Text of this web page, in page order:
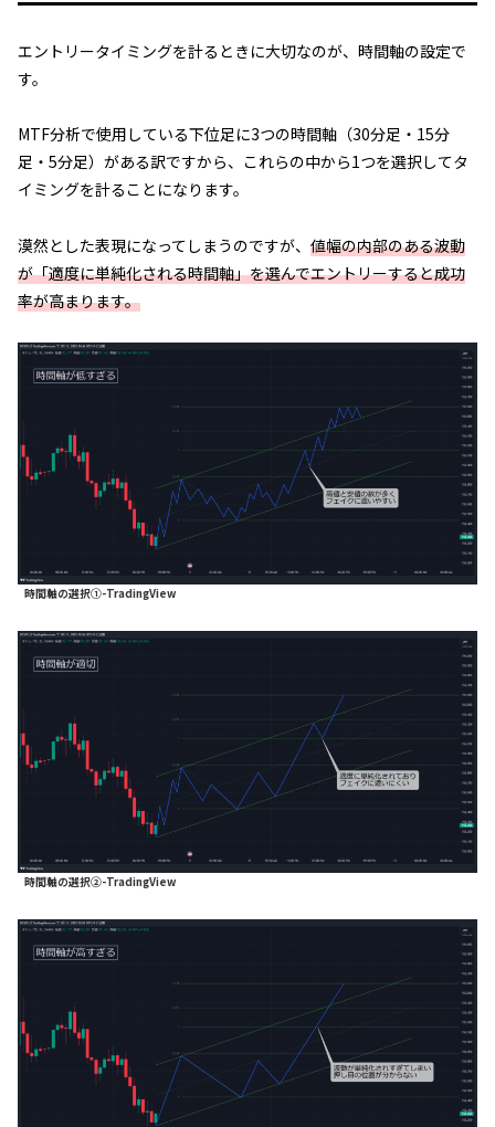
エントリータイミングを計るときに大切なのが、時間軸の設定で
す。
MTF分析で使用している下位足に3つの時間軸（30分足・15分
足・5分足）がある訳ですから、これらの中から1つを選択してタ
イミングを計ることになります。
漠然とした表現になってしまうのですが、 値幅の内部のある波動
が「適度に単純化される時間軸」を選んでエントリーすると成功
率が高まります。
時間軸の選択①-TradingView
時間軸の選択②-TradingView